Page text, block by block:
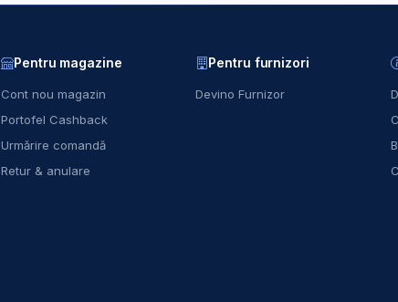
Pentru magazine
Cont nou magazin
Portofel Cashback
Urmărire comandă
Retur & anulare
Pentru furnizori
Devino Furnizor